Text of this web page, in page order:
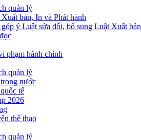
quản lý
bản, In và Phát hành
ý Luật sửa đổi, bổ sung Luật Xuất bản
phạm hành chính
quản lý
nước
tế
2026
thể thao
quản lý